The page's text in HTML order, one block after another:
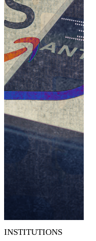
INSTITUTIONS